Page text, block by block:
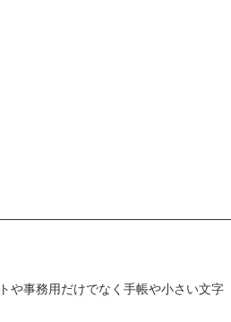
や事務用だけでなく手帳や小さい文字